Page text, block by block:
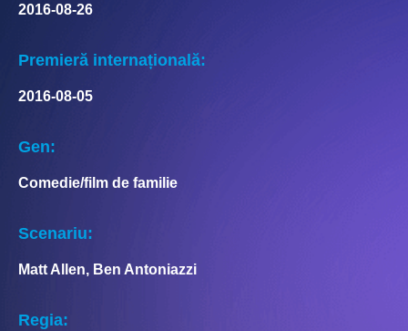
2016-08-26
Premieră internațională:
2016-08-05
Gen:
Comedie/film de familie
Scenariu:
Matt Allen, Ben Antoniazzi
Regia: